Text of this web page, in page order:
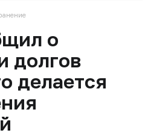
о
долгов
делается